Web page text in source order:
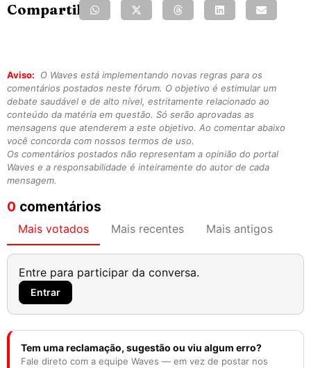
Compartilhe:
Aviso:
O Waves está implementando novas regras para os
comentários postados neste fórum. O objetivo é estimular um
debate saudável e de alto nível, estritamente relacionado ao
conteúdo da matéria em questão. Só serão aprovadas as
mensagens que atenderem a este objetivo. Ao comentar abaixo
você concorda com nossos termos de uso.
Os comentários postados não representam a opinião do portal
Waves e a responsabilidade é inteiramente do autor de cada
mensagem.
0 comentários
Mais votados Mais recentes Mais antigos
Entre para participar da conversa.
Entrar
Tem uma reclamação, sugestão ou viu algum erro?
Fale direto com a equipe Waves — em vez de postar nos